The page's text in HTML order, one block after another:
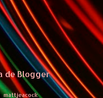
de Blogger
mattjeacock